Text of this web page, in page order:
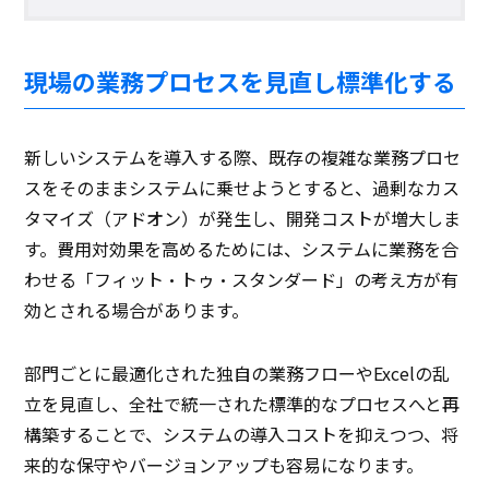
現場の業務プロセスを見直し標準化する
新しいシステムを導入する際、既存の複雑な業務プロセ
スをそのままシステムに乗せようとすると、過剰なカス
タマイズ（アドオン）が発生し、開発コストが増大しま
す。費用対効果を高めるためには、システムに業務を合
わせる「フィット・トゥ・スタンダード」の考え方が有
効とされる場合があります。
部門ごとに最適化された独自の業務フローやExcelの乱
立を見直し、全社で統一された標準的なプロセスへと再
構築することで、システムの導入コストを抑えつつ、将
来的な保守やバージョンアップも容易になります。